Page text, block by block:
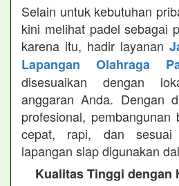
Selain untuk kebutuhan
kini melihat padel sebagai
karena itu, hadir layanan
Lapangan Olahraga
disesuaikan dengan
anggaran Anda. Dengan
profesional, pembangunan
cepat, rapi, dan sesuai
lapangan siap digunakan
Kualitas Tinggi dengan